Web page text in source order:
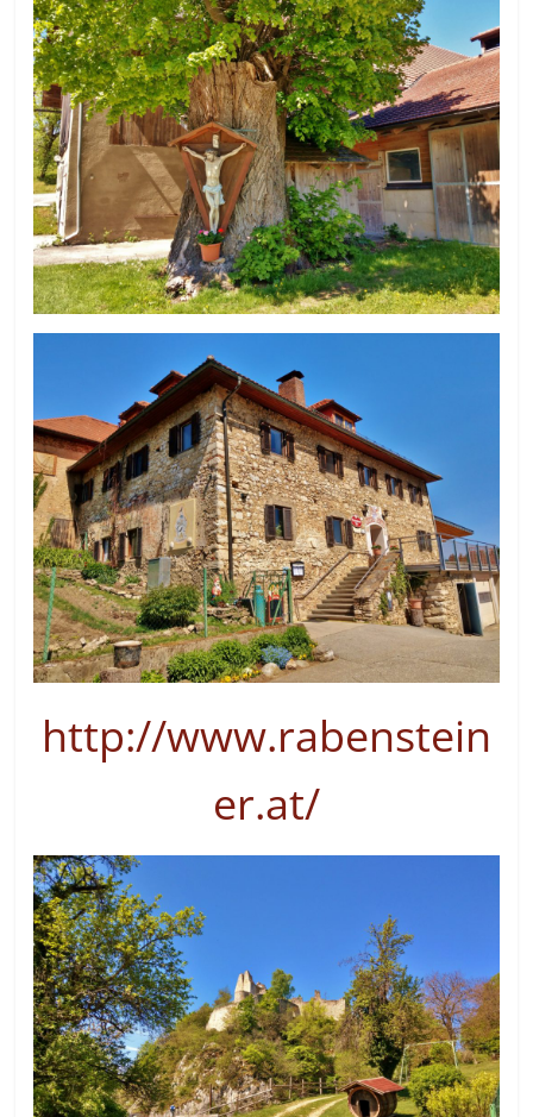
http://www.rabenstein
er.at/